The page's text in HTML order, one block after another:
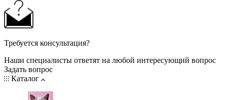
Требуется консультация?
Наши специалисты ответят на любой интересующий вопрос
Задать вопрос
Каталог